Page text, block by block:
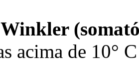
acima de 10°